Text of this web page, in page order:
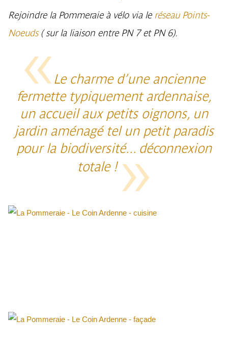
Rejoindre la Pommeraie à vélo via le réseau Points-
Noeuds( sur la liaison entre PN 7 et PN 6).
Le charme d’une ancienne
fermette typiquement ardennaise,
un accueil aux petits oignons, un
jardin aménagé tel un petit paradis
pour la biodiversité... déconnexion
totale !